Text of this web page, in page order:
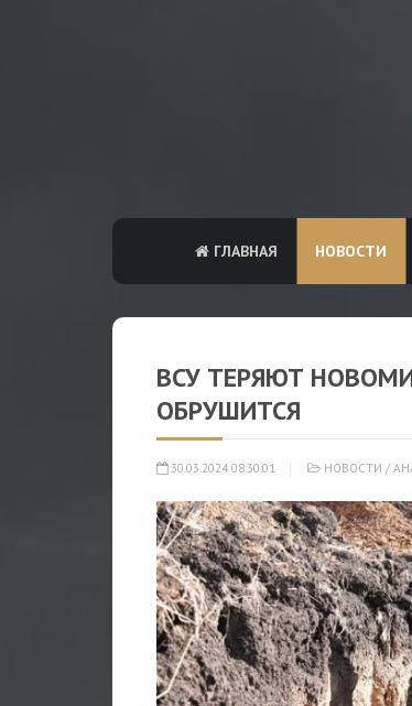
ГЛАВНАЯ НОВОСТИ
ВСУ ТЕРЯЮТ
ОБРУШИТСЯ
30.03.2024 08:30:01 НОВОСТИ /